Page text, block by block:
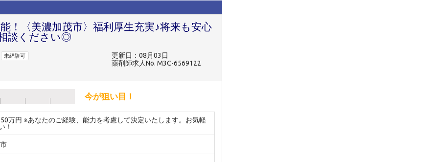
！〈美濃加茂市〉福利厚生充実♪将来も安心
談ください◎
未経験可
更新日：08月03日
薬剤師求人No. M3C-6569122
今が狙い目！
万円 ※あなたのご経験、能力を考慮して決定いたします。お気軽
！